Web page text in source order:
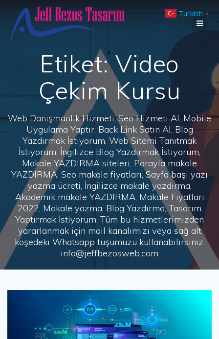
to
Etiket:Video
Çekim Kursu
Web Danışmanlık Hizmeti, Seo Hizmeti Al, Mobile
Uygulama Yaptır, Back Link Satın Al, Blog
Yazdırmak İstiyorum, Web Sitemi Tanıtmak
İstiyorum, İngilizce Blog Yazdırmak İstiyorum,
Makale YAZDIRMA siteleri, Parayla makale
YAZDIRMA, Seo makale fiyatları, Sayfa başı yazı
yazma ücreti, İngilizce makale yazdırma,
Akademik makale YAZDIRMA, Makale Fiyatları
2022, Makale yazma, Blog Yazdırma, Tasarım
Yaptırmak İstiyorum, Tüm bu hizmetlerimizden
yararlanmak için mail kanalımızı veya sağ alt
köşedeki Whatsapp tuşumuzu kullanabilirsiniz.
info@jeffbezosweb.com
Turkish ▼